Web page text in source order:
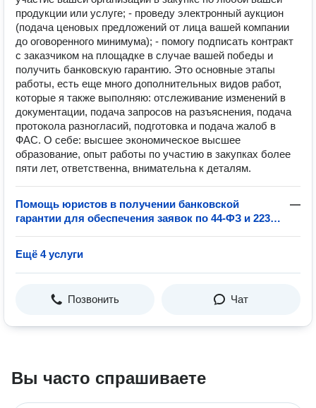
продукции или услуге; - проведу электронный аукцион
(подача ценовых предложений от лица вашей компании
до оговоренного минимума); - помогу подписать контракт
с заказчиком на площадке в случае вашей победы и
получить банковскую гарантию. Это основные этапы
работы, есть еще много дополнительных видов работ,
которые я также выполняю: отслеживание изменений в
документации, подача запросов на разъяснения, подача
протокола разногласий, подготовка и подача жалоб в
ФАС. О себе: высшее экономическое высшее
образование, опыт работы по участию в закупках более
пяти лет, ответственна, внимательна к деталям.
Помощь юристов в получении банковской
гарантии для обеспечения заявок по 44-ФЗ и 223-
—
Ещё 4 услуги
Позвонить Чат
Вы часто спрашиваете